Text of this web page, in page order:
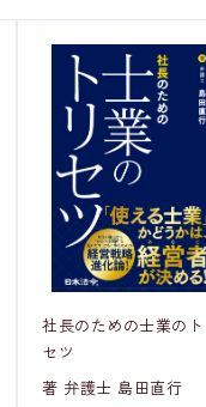
社長のための士業のト
セツ
著 弁護士 島田直行